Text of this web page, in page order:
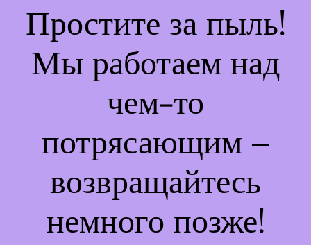
Простите за пыль!
Мы работаем над
чем-то
потрясающим –
возвращайтесь
немного позже!